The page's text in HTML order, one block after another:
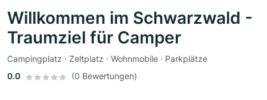
Willkommen im Schwarzwald -
Traumziel für Camper
Campingplatz · Zeltplatz · Wohnmobile · Parkplätze
0.0
(0 Bewertungen)